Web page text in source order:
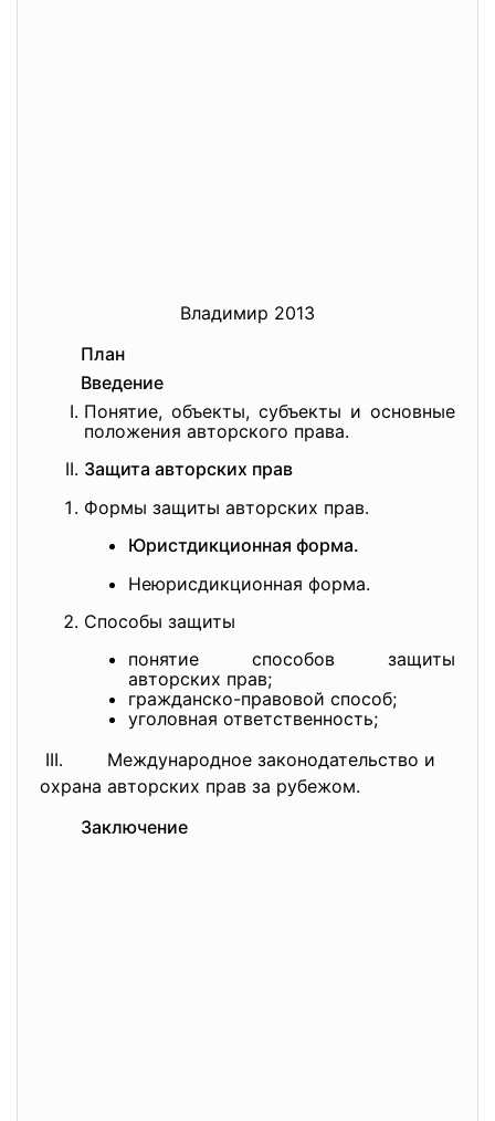
Владимир 2013
План
Введение
Понятие, объекты, субъекты и основные
положения авторского права.
Защита авторских прав
Формы защиты авторских прав.
Юристдикционная форма.
Неюрисдикционная форма.
Способы защиты
понятие способов защиты
авторских прав;
гражданско-правовой способ;
уголовная ответственность;
III. Международное законодательство и
охрана авторских прав за рубежом.
Заключение